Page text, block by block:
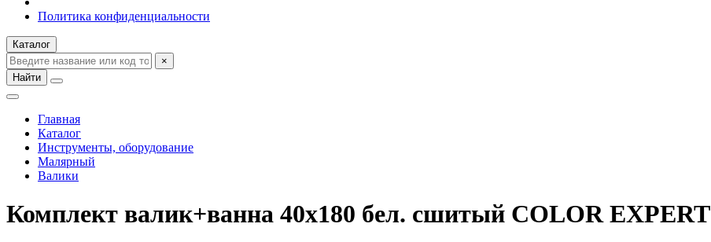
Политика конфиденциальности
Каталог
×
Найти
Главная
Каталог
Инструменты, оборудование
Малярный
Валики
Комплект валик+ванна 40х180 бел. сшитый COLOR EXPERT